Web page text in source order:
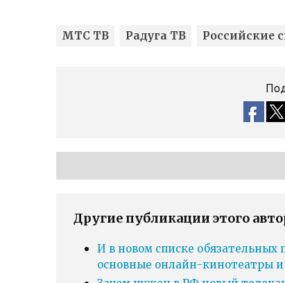
МТС ТВ Радуга ТВ Российские
Другие публикации этого
И в новом списке
основные онлайн-кинотеатры